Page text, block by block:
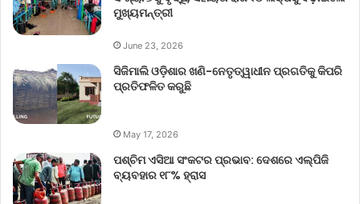
ମୁଖ୍ୟମନ୍ତ୍ରୀ
June 23, 2026
ସିଜିମାଲି ଓଡ଼ିଶାର ଖଣି-ନେତୃତ୍ୱାଧୀନ ପ୍ରଗତିକୁ କିପରି
ପ୍ରତିଫଳିତ କରୁଛି
May 17, 2026
ପଶ୍ଚିମ ଏସିଆ ସଂକଟର ପ୍ରଭାବ: ଦେଶରେ ଏଲ୍‌ପିଜି
ବ୍ୟବହାର ୧୮% ହ୍ରାସ